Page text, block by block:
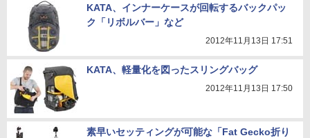
KATA、インナーケースが回転するバックパッ
ク「リボルバー」など
2012年11月13日 17:51
KATA、軽量化を図ったスリングバッグ
2012年11月13日 17:50
素早いセッティングが可能な「Fat Gecko折り